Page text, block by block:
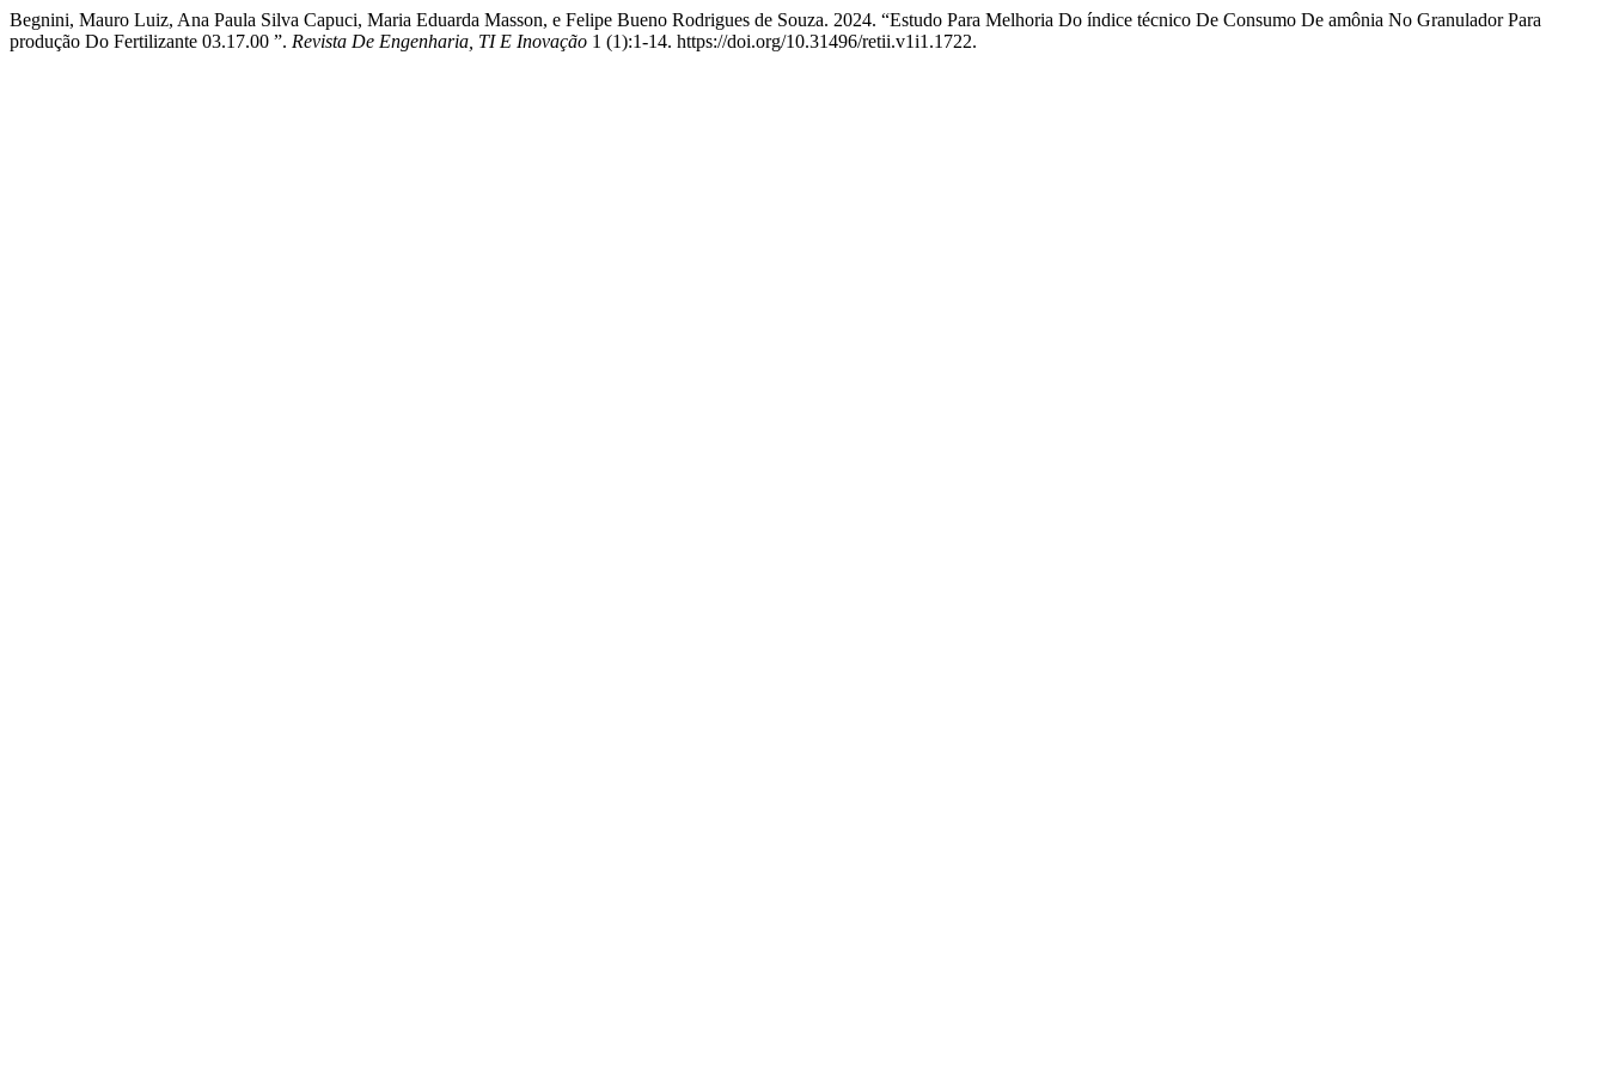
Begnini, Mauro Luiz, Ana Paula Silva Capuci, Maria Eduarda Masson, e Felipe Bueno Rodrigues de Souza. 2024. “Estudo Para Melhoria Do índice técnico De Consumo De amônia No Granulador Para
produção Do Fertilizante 03.17.00 ”. Revista De Engenharia, TI E Inovação 1 (1):1-14. https://doi.org/10.31496/retii.v1i1.1722.